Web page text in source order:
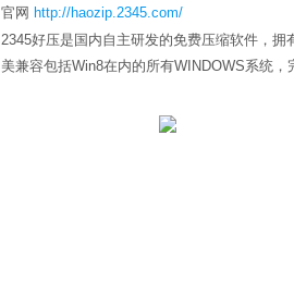
官网 http://haozip.2345.com/
2345好压是国内自主研发的免费压缩软件，
美兼容包括Win8在内的所有WINDOWS系统